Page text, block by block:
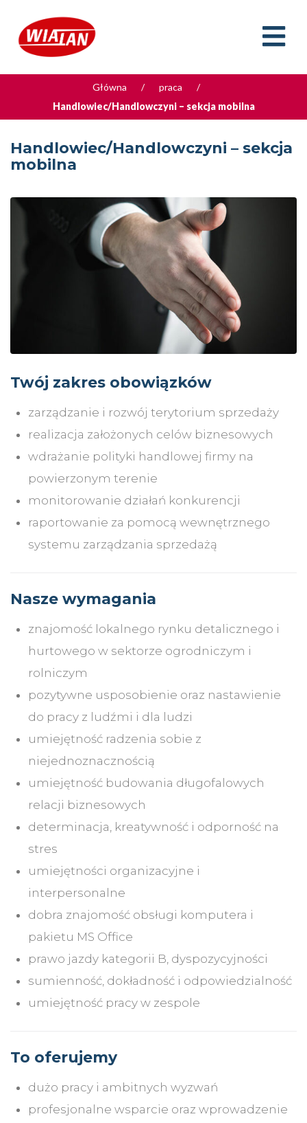
Główna / praca
/
Handlowiec/Handlowczyni – sekcja mobilna
Handlowiec/Handlowczyni – sekcja
mobilna
Twój zakres obowiązków
zarządzanie i rozwój terytorium sprzedaży
realizacja założonych celów biznesowych
wdrażanie polityki handlowej firmy na
powierzonym terenie
monitorowanie działań konkurencji
raportowanie za pomocą wewnętrznego
systemu zarządzania sprzedażą
Nasze wymagania
znajomość lokalnego rynku detalicznego i
hurtowego w sektorze ogrodniczym i
rolniczym
pozytywne usposobienie oraz nastawienie
do pracy z ludźmi i dla ludzi
umiejętność radzenia sobie z
niejednoznacznością
umiejętność budowania długofalowych
relacji biznesowych
determinacja, kreatywność i odporność na
stres
umiejętności organizacyjne i
interpersonalne
dobra znajomość obsługi komputera i
pakietu MS Office
prawo jazdy kategorii B, dyspozycyjności
sumienność, dokładność i odpowiedzialność
umiejętność pracy w zespole
To oferujemy
dużo pracy i ambitnych wyzwań
profesjonalne wsparcie oraz wprowadzenie